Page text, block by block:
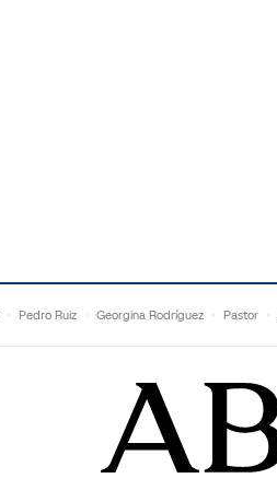
Pedro Ruiz Georgina Rodríguez Pastor